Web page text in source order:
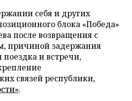
себя и других
блока «Победа»
после возвращения с
причиной задержания
поездка и встречи,
связей республики,
.